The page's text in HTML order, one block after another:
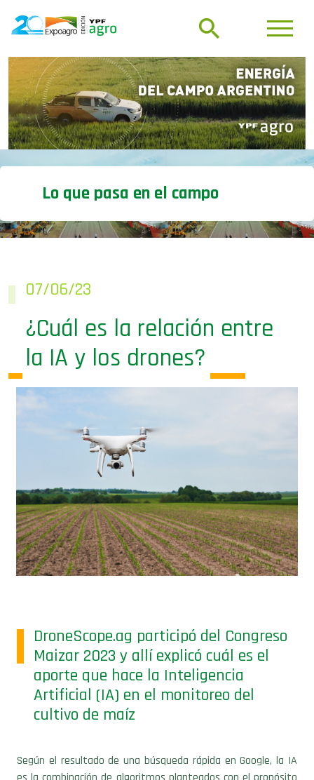
Lo que pasa en el campo
la IA y los drones?
Maizar 2023 y allí explicó cuál es el
aporte que hace la Inteligencia
Artificial (IA) en el monitoreo del
cultivo de maíz
es la combinación de algoritmos planteados con el propósito
de crear máquinas que presenten las mismas capacidades